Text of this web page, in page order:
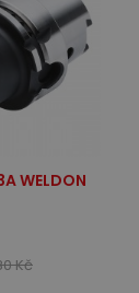
WELDON
Kč